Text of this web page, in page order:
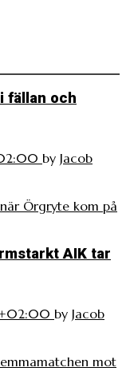
fällan och
by Jacob
Örgryte kom på
AIK tar
by Jacob
mot